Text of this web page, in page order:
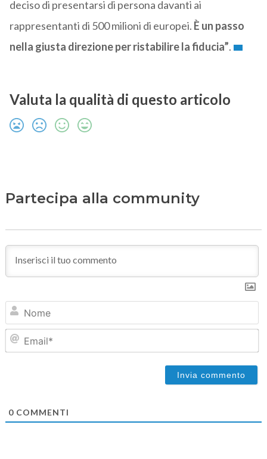
deciso di presentarsi di persona davanti ai
rappresentanti di 500 milioni di europei. È un passo
nella giusta direzione per ristabilire la fiducia”.
Valuta la qualità di questo articolo
Partecipa alla community
0COMMENTI